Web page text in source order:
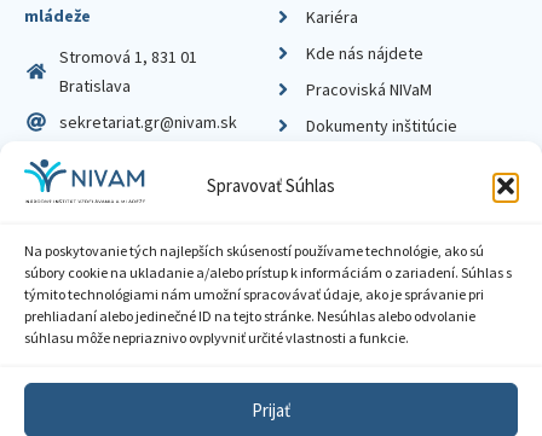
Spravovať Súhlas
Na poskytovanie tých najlepších skúseností používame technológie, ako sú
súbory cookie na ukladanie a/alebo prístup k informáciám o zariadení. Súhlas s
týmito technológiami nám umožní spracovávať údaje, ako je správanie pri
prehliadaní alebo jedinečné ID na tejto stránke. Nesúhlas alebo odvolanie
súhlasu môže nepriaznivo ovplyvniť určité vlastnosti a funkcie.
Prijať
mládeže
Stromová 1, 831 01
Bratislava
sekretariat.gr@nivam.sk
IČO: 00164348
DIČ: 2020798714
Kariéra
Kde nás nájdete
Pracoviská NIVaM
Dokumenty inštitúcie
Zásady ochrany súkromia
Sprístupnenie informácií